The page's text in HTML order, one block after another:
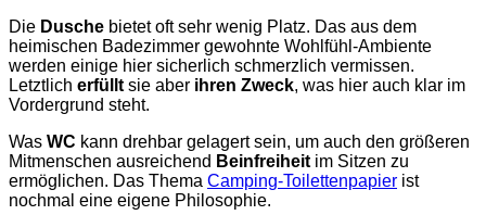
Die Dusche bietet oft sehr wenig Platz. Das aus dem
heimischen Badezimmer gewohnte Wohlfühl-Ambiente
werden einige hier sicherlich schmerzlich vermissen.
Letztlich erfüllt sie aber ihren Zweck, was hier auch klar im
Vordergrund steht.
Was WC kann drehbar gelagert sein, um auch den größeren
Mitmenschen ausreichend Beinfreiheit im Sitzen zu
ermöglichen. Das Thema Camping-Toilettenpapier ist
nochmal eine eigene Philosophie.